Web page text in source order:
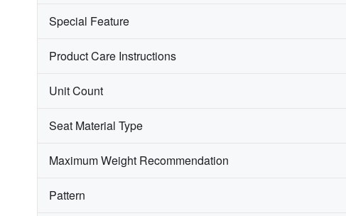
Special Feature
Product Care Instructions
Unit Count
Seat Material Type
Maximum Weight Recommendation
Pattern